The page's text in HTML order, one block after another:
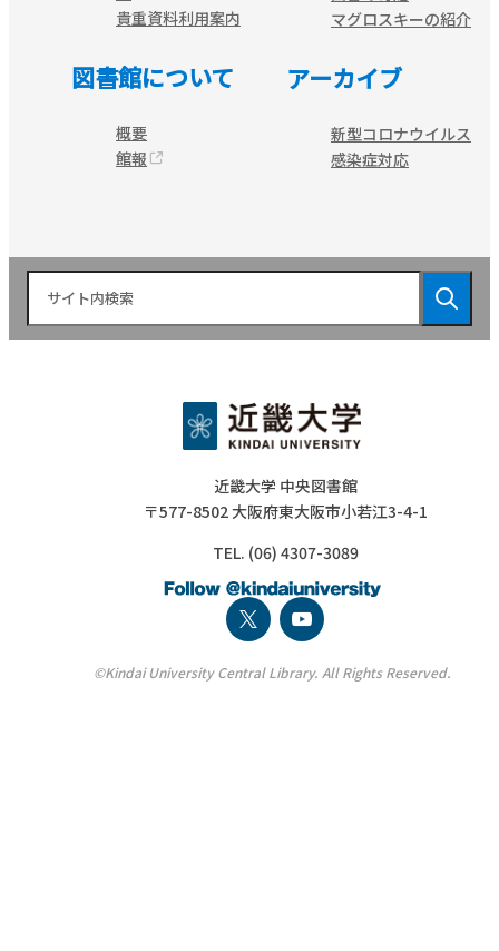
貴重資料利用案内
図書館について
概要
館報
マグロスキーの紹介
アーカイブ
新型コロナウイルス
感染症対応
近畿大学 中央図書館
〒577-8502 大阪府東大阪市小若江3-4-1
TEL. (06) 4307-3089
©Kindai University Central Library. All Rights Reserved.